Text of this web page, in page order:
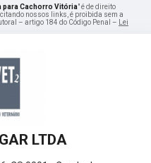
para Cachorro Vitória" é de direito
nossos links, é proibida sem a
– artigo 184 do Código Penal – Lei
LTDA